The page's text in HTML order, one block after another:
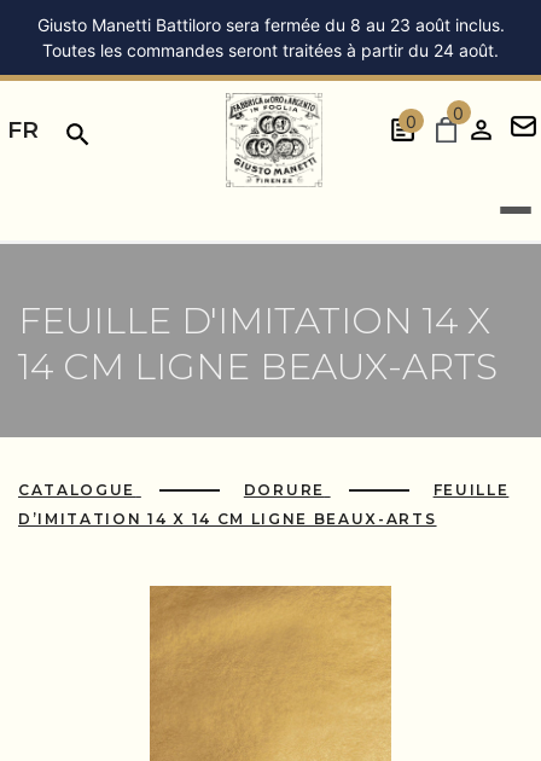
Giusto Manetti Battiloro sera fermée du 8 au 23 août inclus.
Toutes les commandes seront traitées à partir du 24 août.
FR 0 0
FEUILLE D'IMITATION 14 X
14 CM LIGNE BEAUX-ARTS
CATALOGUE DORURE
FEUILLE
D’IMITATION 14 X 14 CM LIGNE BEAUX-ARTS